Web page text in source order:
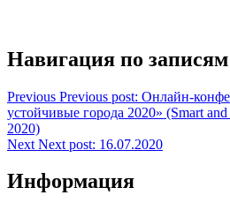
Навигация по записям
Previous Previous post: Онлайн-
устойчивые города 2020» (Smart
2020)
Next Next post: 16.07.2020
Информация